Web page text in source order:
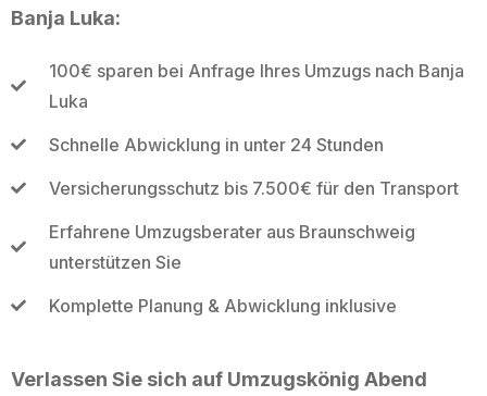
Banja Luka:
100€ sparen bei Anfrage Ihres Umzugs nach Banja
Luka
Schnelle Abwicklung in unter 24 Stunden
Versicherungsschutz bis 7.500€ für den Transport
Erfahrene Umzugsberater aus Braunschweig
unterstützen Sie
Komplette Planung & Abwicklung inklusive
Verlassen Sie sich auf Umzugskönig Abend